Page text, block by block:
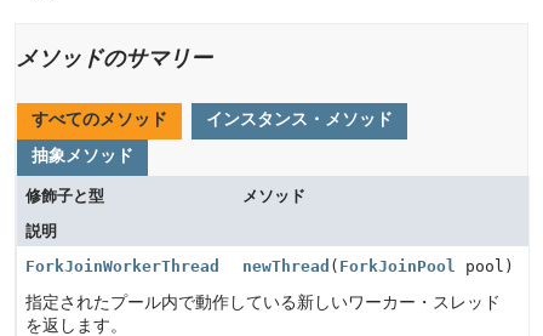
メソッドのサマリー
すべてのメソッド
インスタンス・メソッド
抽象メソッド
修飾子と型
メソッド
説明
ForkJoinWorkerThread
newThread ( ForkJoinPool pool)
指定されたプール内で動作している新しいワーカー・スレッド
を返します。